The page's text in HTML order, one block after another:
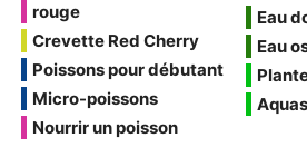
rouge
Crevette Red Cherry
Poissons pour débutant
Micro-poissons
Nourrir un poisson
Eau
Eau